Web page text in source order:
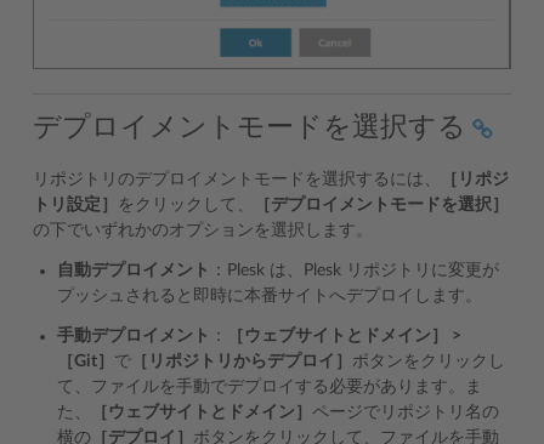
デプロイメントモードを選択する
リポジトリのデプロイメントモードを選択するには、
［リポジ
トリ設定］
をクリックして、
［デプロイメントモードを選択］
の下でいずれかのオプションを選択します。
自動デプロイメント
：Plesk は、Plesk リポジトリに変更が
プッシュされると即時に本番サイトへデプロイします。
手動デプロイメント ：
［ウェブサイトとドメイン］ >
［Git］ で ［リポジトリからデプロイ］ ボタンをクリックし
て、ファイルを手動でデプロイする必要があります。ま
た、
［ウェブサイトとドメイン］ ページでリポジトリ名の
横の ［デプロイ］ ボタンをクリックして、ファイルを手動